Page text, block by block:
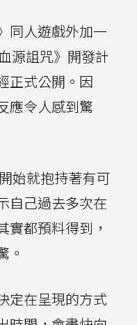
同人遊戲外加一
源詛咒》開發計
正式公開。因
應令人感到驚
始就抱持著有可
自己過去多次在
實都預料得到，
。
定在呈現的方式